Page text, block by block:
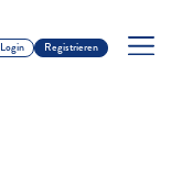
Login Registrieren